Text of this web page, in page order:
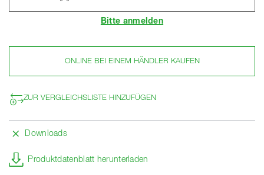
Bitte anmelden
ONLINE BEI EINEM HÄNDLER KAUFEN
ZUR VERGLEICHSLISTE HINZUFÜGEN
Downloads
Produktdatenblatt herunterladen